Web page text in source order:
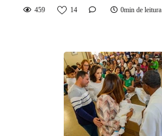
459 14 0min de leitura